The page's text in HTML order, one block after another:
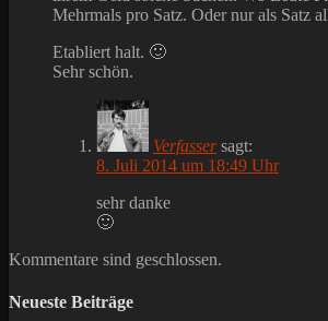
Mehrmals pro Satz. Oder nur als Satz
Etabliert halt. 🙂
Sehr schön.
Verfasser sagt:
8. Juli 2014 um 18:49 Uhr
sehr danke
🙂
Kommentare sind geschlossen.
Neueste Beiträge